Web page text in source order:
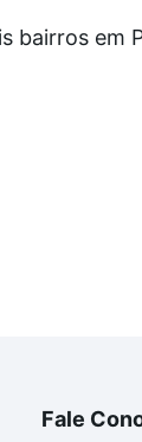
bairros em
Fale